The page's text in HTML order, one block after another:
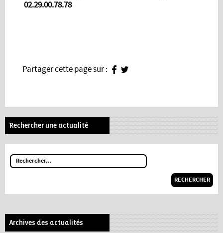
02.29.00.78.78
Partager cette page sur :
Rechercher une actualité
RECHERCHER
Archives des actualités